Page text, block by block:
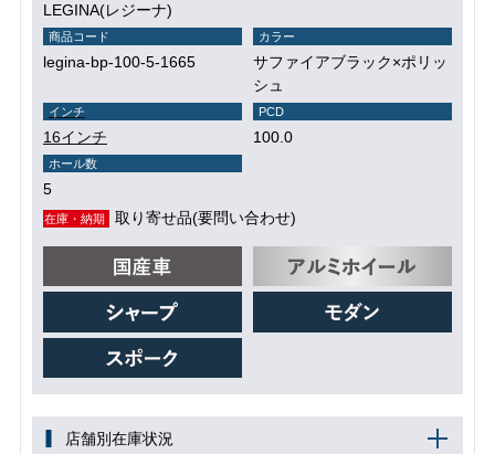
LEGINA(レジーナ)
商品コード
legina-bp-100-5-1665
カラー
サファイアブラック×ポリッ
シュ
インチ
16インチ
PCD
100.0
ホール数
5
在庫・納期 取り寄せ品(要問い合わせ)
店舗別在庫状況